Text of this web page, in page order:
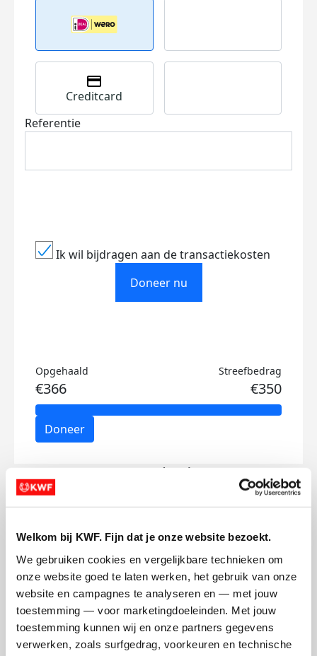
Welkom bij KWF. Fijn dat je onze website bezoekt.
We gebruiken cookies en vergelijkbare technieken om
onze website goed te laten werken, het gebruik van onze
website en campagnes te analyseren en — met jouw
toestemming — voor marketingdoeleinden. Met jouw
toestemming kunnen wij en onze partners gegevens
verwerken, zoals surfgedrag, voorkeuren en technische
Creditcard
Referentie
Ik wil bijdragen aan de transactiekosten
Doneer nu
Opgehaald
€366
Streefbedrag
€350
Doneer
Dorus's badges